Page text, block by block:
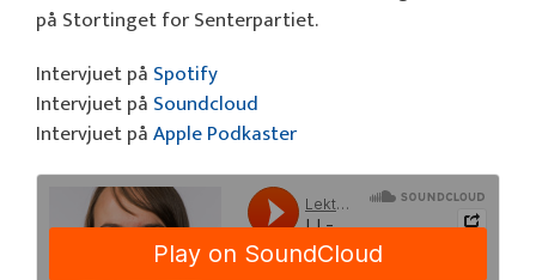
på Stortinget for Senterpartiet.
Intervjuet på Spotify
Intervjuet på Soundcloud
Intervjuet påApple Podkaster